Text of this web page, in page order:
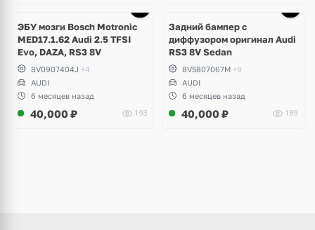
ЭБУ мозги Bosch Motronic
MED17.1.62 Audi 2.5 TFSI
Evo, DAZA, RS3 8V
8V0907404J +4
AUDI
6 месяцев назад
40,000 ₽ 193
Задний бампер с
диффузором оригинал Audi
RS3 8V Sedan
8V5807067M +9
AUDI
6 месяцев назад
40,000 ₽ 189